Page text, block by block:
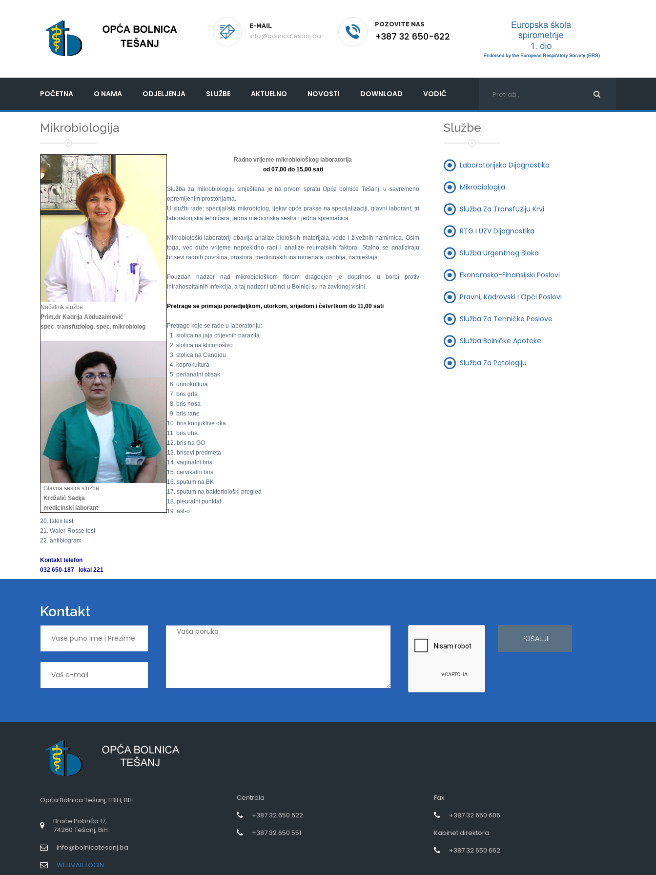
E-MAIL
info@bolnicatesanj.ba
POZOVITE NAS
+387 32 650-622
POČETNA O NAMA ODJELJENJA SLUŽBE AKTUELNO NOVOSTI DOWNLOAD VODIČ
Mikrobiologija
Načelnik službe
Prim.dr Kadrija Abduzaimović
spec. transfuziolog, spec. mikrobiolog
Glavna sestra službe
Krdžalić Sadija
medicinski laborant
Radno vrijeme mikrobiološkog laboratorija
od 07,00 do 15,00 sati
Služba za mikrobiologiju smještena je na prvom spratu Opće bolnice Tešanj, u savremeno
opremljenim prostorijama.
U službi rade: specijalista mikrobiolog, ljekar opće prakse na specijalizaciji, glavni laborant, tri
laboratorijska tehničara, jedna medicinska sestra i jedna spremačica.
Mikrobiološki laboratorij obavlja analize bioloških materijala, vode i živežnih namirnica. Osim
toga, već duže vrijeme neprekidno radi i analize reumatskih faktora. Stalno se analiziraju
brisevi radnih površina, prostora, medicinskih instrumenata, osoblja, namještaja...
Pouzdan nadzor nad mikrobiološkom florom dragocjen je doprinos u borbi protiv
intrahospitalnih infekcija, a taj nadzor i učinci u Bolnici su na zavidnoj visini.
Pretrage se primaju ponedjeljkom, utorkom, srijedom i četvrtkom do 11,00 sati
Pretrage koje se rade u laboratoriju:
1. stolica na jaja crijevnih parazita
2. stolica na kliconoštvo
3. stolica na Candidu
4. koprokultura
5. perianalni otisak
6. urinokultura
7. bris grla
8. bris nosa
9. bris rane
10. bris konjuktive oka
11. bris uha
12. bris na GO
13. brisevi predmeta
14. vaginalni bris
15. cervikalni bris
16. sputum na BK
17. sputum na bakteriološki pregled
18. pleuralni punktat
19. ast-o
20. latex test
21. Waler-Rosse test
22. antibiogram
Kontakt telefon
032 650-187 lokal 221
Službe
Laboratorijska Dijagnostika
Mikrobiologija
Služba Za Transfuziju Krvi
RTG I UZV Dijagnostika
Služba Urgentnog Bloka
Ekonomsko-Finansijski Poslovi
Pravni, Kadrovski I Opći Poslovi
Služba Za Tehničke Poslove
Služba Bolničke Apoteke
Služba Za Patologiju
Kontakt
POŠALJI
Opća Bolnica Tešanj, FBIH, BIH
Braće Pobrića 17,
74260 Tešanj, BiH
info@bolnicatesanj.ba
WEBMAIL LOGIN
Centrala
+387 32 650 622
+387 32 650 551
Fax
+387 32 650 605
Kabinet direktora
+387 32 650 662